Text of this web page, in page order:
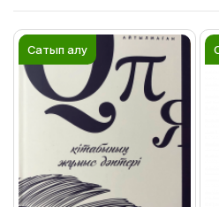
Сатып алу